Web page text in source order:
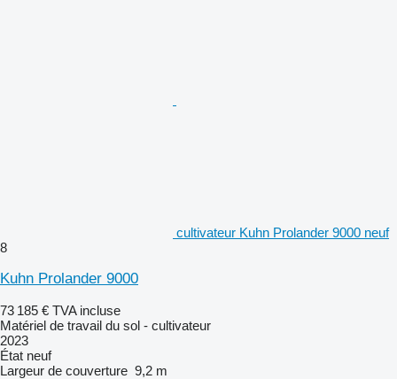
cultivateur Kuhn Prolander 9000 neuf
8
Kuhn Prolander 9000
73 185 € TVA incluse
Matériel de travail du sol - cultivateur
2023
État neuf
Largeur de couverture 9,2 m